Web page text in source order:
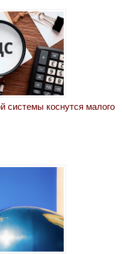
системы коснутся малого